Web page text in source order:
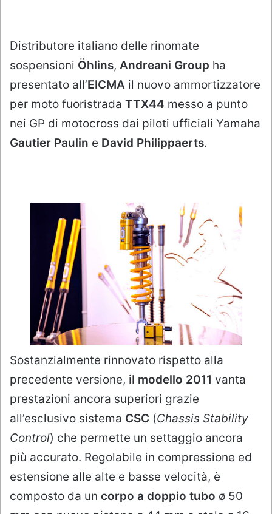
Distributore italiano delle rinomate
sospensioni Öhlins, Andreani Group ha
presentato all’EICMA il nuovo ammortizzatore
per moto fuoristrada TTX44 messo a punto
nei GP di motocross dai piloti ufficiali Yamaha
Gautier Paulin e David Philippaerts.
Sostanzialmente rinnovato rispetto alla
precedente versione, il modello 2011 vanta
prestazioni ancora superiori grazie
all’esclusivo sistema CSC (Chassis Stability
Control) che permette un settaggio ancora
più accurato. Regolabile in compressione ed
estensione alle alte e basse velocità, è
composto da un corpo a doppio tubo ø 50